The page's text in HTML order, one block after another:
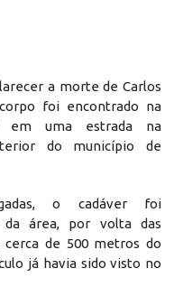
a morte de Carlos
foi encontrado na
em uma estrada na
do município de
o cadáver foi
área, por volta das
de 500 metros do
já havia sido visto no